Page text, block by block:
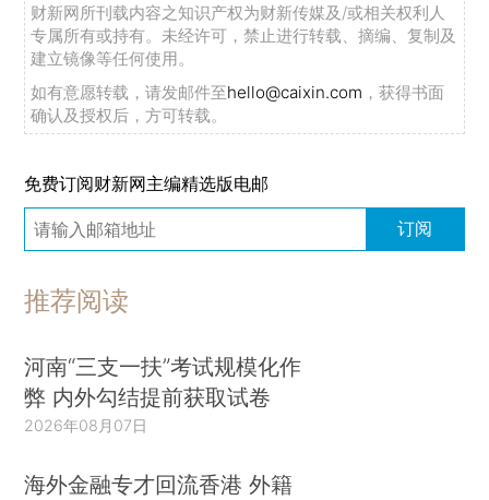
财新网所刊载内容之知识产权为财新传媒及/或相关权利人
专属所有或持有。未经许可，禁止进行转载、摘编、复制及
建立镜像等任何使用。
如有意愿转载，请发邮件至hello@caixin.com ，获得书面
确认及授权后，方可转载。
免费订阅财新网主编精选版电邮
订阅
推荐阅读
河南“三支一扶”考试规模化作
弊 内外勾结提前获取试卷
2026年08月07日
海外金融专才回流香港 外籍